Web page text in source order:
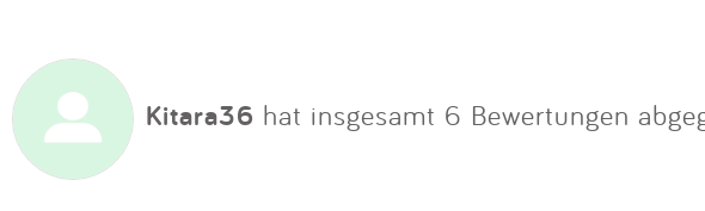
Kitara36 hat insgesamt 6 Bewertungen